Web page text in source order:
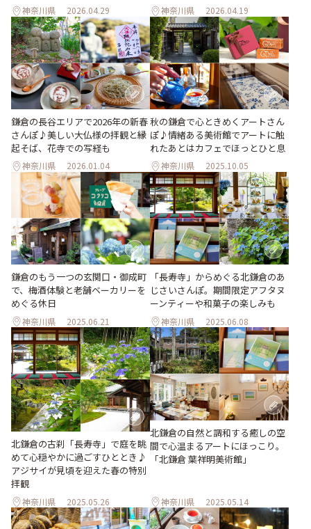
神奈川県 2026.04.29 神奈川県 2026.04.19
鎌倉の長谷エリアで2026年の新春
さんぽ♪美しい大仏様の拝観と縁
起そば、花寺での写経も
神奈川県 2026.01.04
秋の鎌倉で心ときめくアートさん
ぽ♪情緒ある美術館でアートに触
れたあとはカフェでほっとひと息
神奈川県 2025.10.05
鎌倉のもう一つの玄関口・御成町
で、梅酒体験と老舗ベーカリーを
めぐる休日
神奈川県 2025.06.21
「長寿寺」からめぐる北鎌倉のあ
じさいさんぽ。期間限定アフタヌ
ーンティーや和菓子の楽しみも
神奈川県 2025.06.08
北鎌倉の古刹「長寿寺」で庭を眺
めて心穏やかに過ごすひととき♪
アジサイが見頃を迎えた春の特別
拝観
神奈川県 2025.05.26
北鎌倉の自然と調和する癒しの空
間で心温まるアートにほっこり。
「北鎌倉 葉祥明美術館」
神奈川県 2025.05.14